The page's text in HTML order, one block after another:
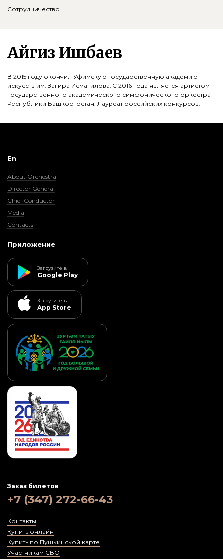
Сотрудничество
Айгиз Ишбаев
В 2015 году окончил Уфимскую государственную академию
искусств им. Загира Исмагилова. С 2016 года является артистом
Государственного академического симфонического оркестра
Республики Башкортостан. Лауреат российских конкурсов.
En
About Orchestra
Director General
Chief Conductor
Media
Contacts
Приложение
Загрузите в
Google Play
Загрузите в
App Store
Заказ билетов
+7 (347) 272-66-43
Контакты
Купить онлайн
Купить по Пушкинской карте
Участникам СВО